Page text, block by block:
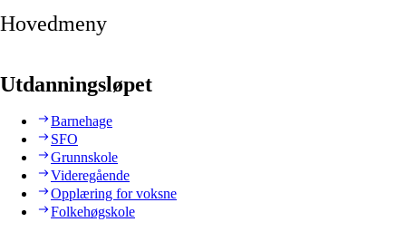
Hovedmeny
Utdanningsløpet
Barnehage
SFO
Grunnskole
Videregående
Opplæring for voksne
Folkehøgskole